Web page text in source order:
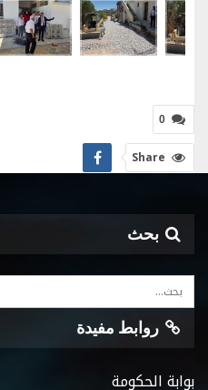
0
Share
بحث
روابط مفيدة
بوابة الحكومة